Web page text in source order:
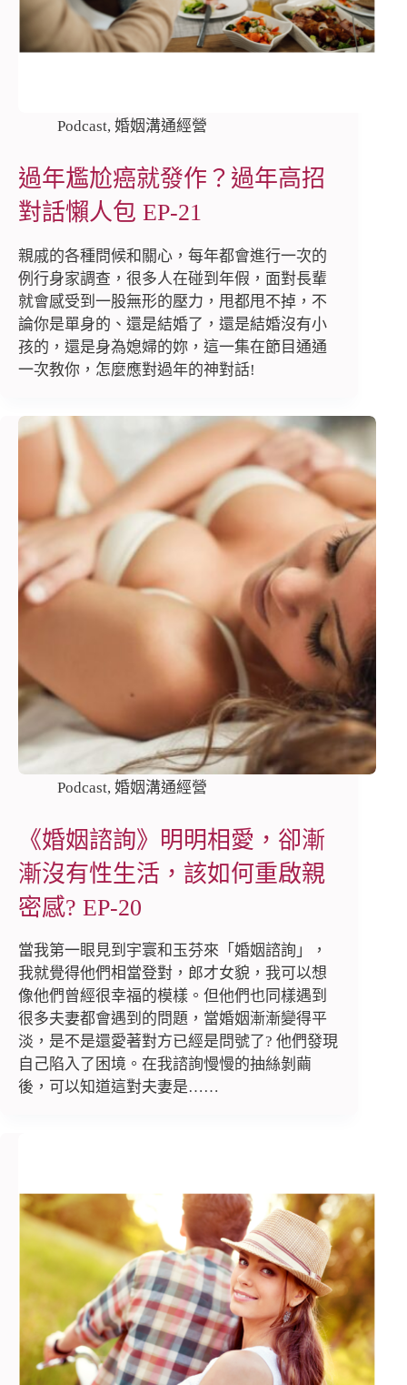
Podcast, 婚姻溝通經營
過年尷尬癌就發作？過年高招
對話懶人包 EP-21
親戚的各種問候和關心，每年都會進行一次的
例行身家調查，很多人在碰到年假，面對長輩
就會感受到一股無形的壓力，甩都甩不掉，不
論你是單身的、還是結婚了，還是結婚沒有小
孩的，還是身為媳婦的妳，這一集在節目通通
一次教你，怎麼應對過年的神對話!
Podcast, 婚姻溝通經營
《婚姻諮詢》明明相愛，卻漸
漸沒有性生活，該如何重啟親
密感? EP-20
當我第一眼見到宇寰和玉芬來「婚姻諮詢」，
我就覺得他們相當登對，郎才女貌，我可以想
像他們曾經很幸福的模樣。但他們也同樣遇到
很多夫妻都會遇到的問題，當婚姻漸漸變得平
淡，是不是還愛著對方已經是問號了? 他們發現
自己陷入了困境。在我諮詢慢慢的抽絲剝繭
後，可以知道這對夫妻是……